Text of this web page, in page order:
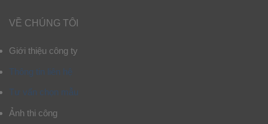
VỀ CHÚNG TÔI
Giới thiệu công ty
Thông tin liên hệ
Tư vấn chọn mẫu
Ảnh thi công